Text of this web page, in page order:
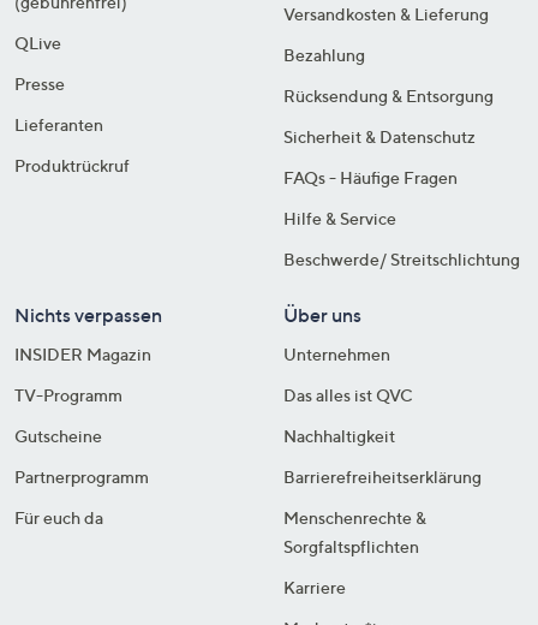
QLive
Presse
Lieferanten
Produktrückruf
Versandkosten & Lieferung
Bezahlung
Rücksendung & Entsorgung
Sicherheit & Datenschutz
FAQs - Häufige Fragen
Hilfe & Service
Beschwerde/ Streitschlichtung
Nichts verpassen
INSIDER Magazin
TV-Programm
Gutscheine
Partnerprogramm
Für euch da
Über uns
Unternehmen
Das alles ist QVC
Nachhaltigkeit
Barrierefreiheitserklärung
Menschenrechte &
Sorgfaltspflichten
Karriere